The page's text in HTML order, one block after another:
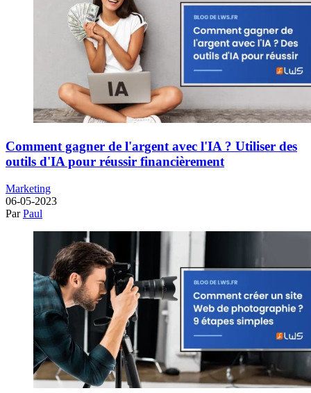
Comment gagner de l'argent avec l'IA ? Utiliser des
outils d'IA pour réussir financièrement
Marketing
06-05-2023
ParPaul